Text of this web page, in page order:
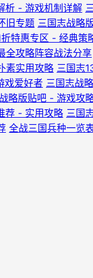
析 - 游戏机制详解
旧专题 三国志战略
特惠专区 - 经典策
全攻略阵容战法分享
素实用攻略 三国志
戏爱好者 三国志战
略版贴吧 - 游戏攻
荐 - 实用攻略 三国
全战三国兵种一览